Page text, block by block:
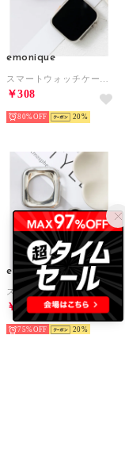
emonique
￥308
80% 20
emonique
スマートウォッチケース【41/45mm対応】 （シルバー）
￥385
75% 20